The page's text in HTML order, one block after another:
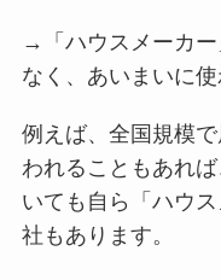
→「ハウスメーカ
なく、あいまいに使
例えば、全国規模
われることもあれ
いても自ら「ハウ
社もあります。